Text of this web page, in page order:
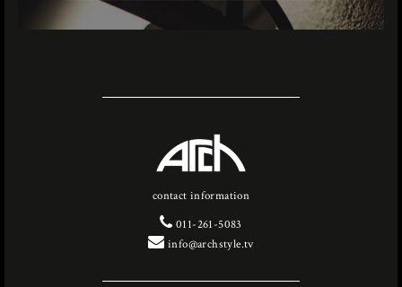
contact information
011-261-5083
info@archstyle.tv